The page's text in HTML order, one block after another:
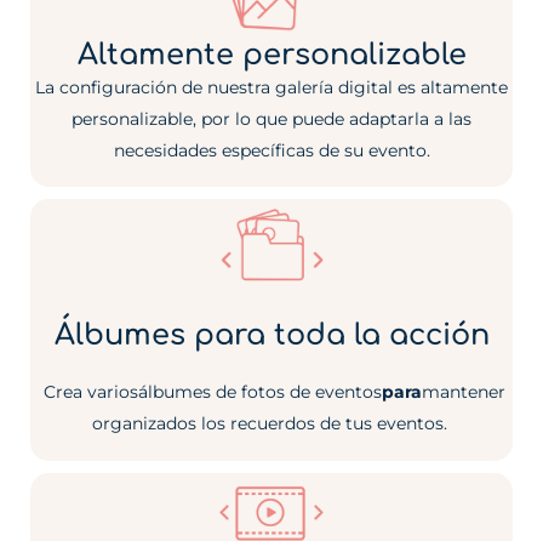
Álbumes para toda la acción
Crea variosálbumes de fotos de eventosparamantener
organizados los recuerdos de tus eventos.
Altamente personalizable
La configuración de nuestra galería digital es altamente
personalizable, por lo que puede adaptarla a las
necesidades específicas de su evento.